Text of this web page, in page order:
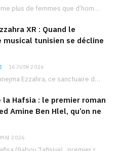
La Tunisie forme plus de femmes que d’hommes dans les filières scientifiques. Pourtant, pour beaucoup…
XR : Quand le
musical tunisien se décline
16 JUIN 2026
Le palais d’Ennejma Ezzahra, ce sanctuaire de la musique tunisienne et méditerranéenne construit par le…
la Hafsia : le premier roman
Amine Ben Hlel, qu’on ne
2026